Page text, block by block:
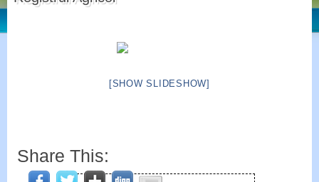
[SHOW SLIDESHOW]
Share This: